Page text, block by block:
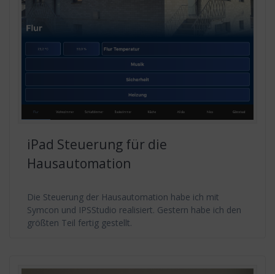
iPad Steuerung für die
Hausautomation
Die Steuerung der Hausautomation habe ich mit
Symcon und IPSStudio realisiert. Gestern habe ich den
größten Teil fertig gestellt.